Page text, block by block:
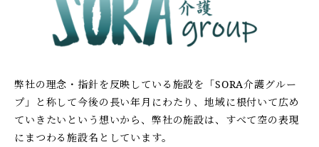
弊社の理念・指針を反映している施設を「SORA介護グルー
プ」と称して今後の長い年月にわたり、地域に根付いて広め
ていきたいという想いから、弊社の施設は、すべて空の表現
にまつわる施設名としています。